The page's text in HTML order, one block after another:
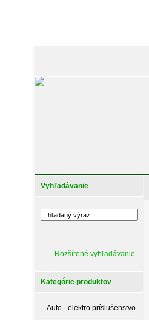
Vyhľadávanie
Rozšírené vyhľadávanie
Kategórie produktov
Auto - elektro príslušenstvo